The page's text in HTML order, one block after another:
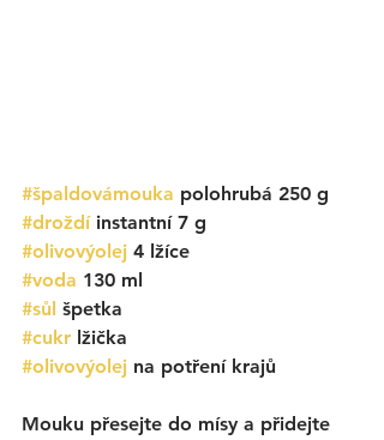
#špaldovámouka polohrubá 250 g
#droždí instantní 7 g
#olivovýolej 4 lžíce
#voda 130 ml
#sůl špetka
#cukr lžička
#olivovýolej na potření krajů
Mouku přesejte do mísy a přidejte